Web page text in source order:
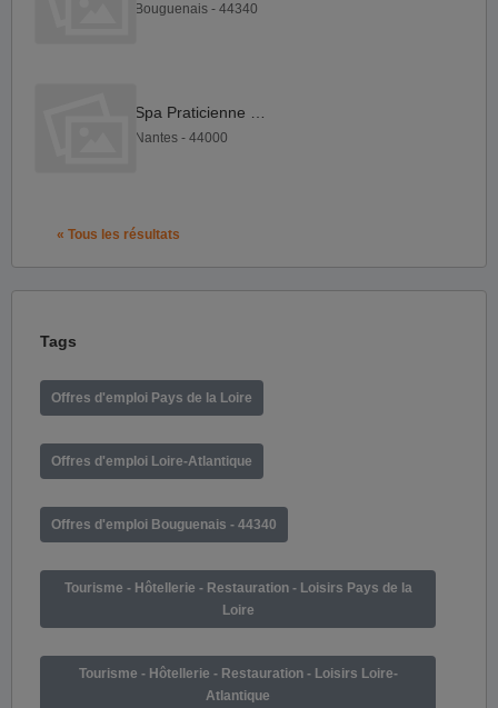
Bouguenais - 44340
Nantes - 44000
« Tous les résultats
Tags
Offres d'emploi Pays de la Loire
Offres d'emploi Loire-Atlantique
Offres d'emploi Bouguenais - 44340
Tourisme - Hôtellerie - Restauration - Loisirs Pays de la
Loire
Tourisme - Hôtellerie - Restauration - Loisirs Loire-
Atlantique